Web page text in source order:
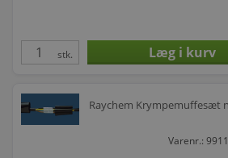
stk.
Raychem Krympemuffesæt
Varenr.: